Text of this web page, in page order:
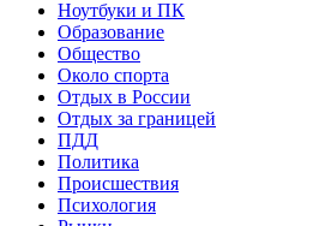
Ноутбуки и ПК
Образование
Общество
Около спорта
Отдых в России
Отдых за границей
ПДД
Политика
Происшествия
Психология